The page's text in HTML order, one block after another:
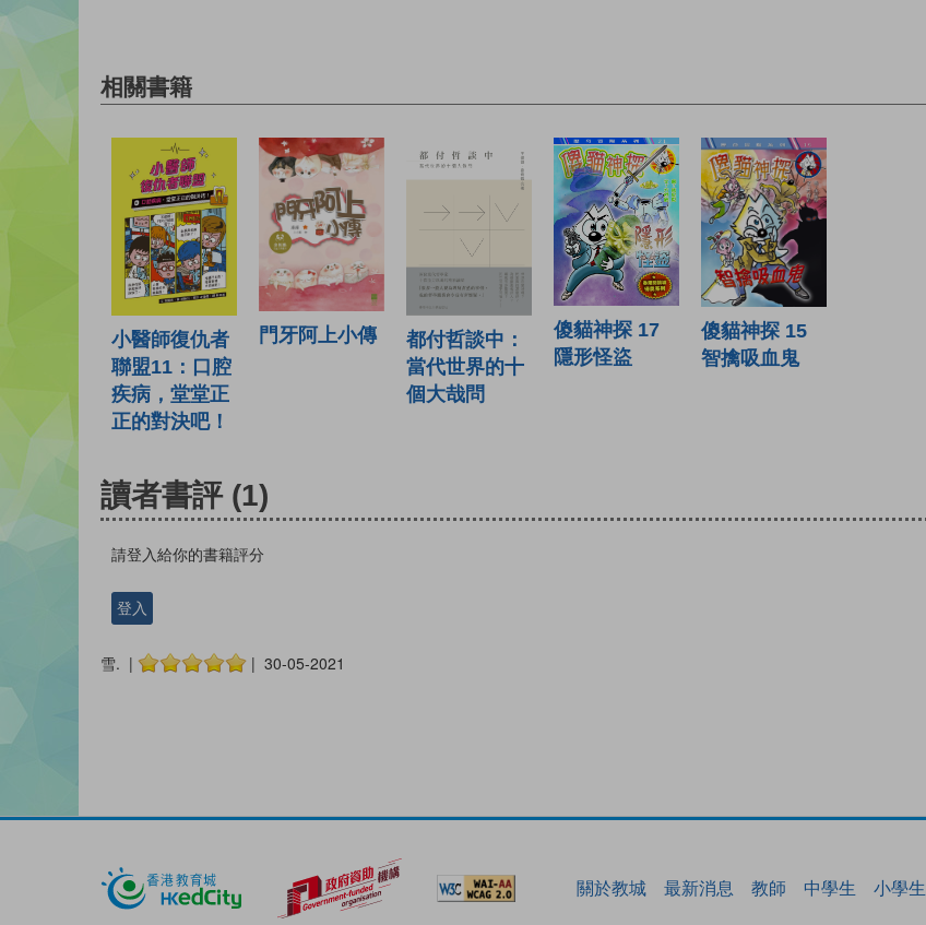
相關書籍
小醫師復仇者
聯盟11：口腔
疾病，堂堂正
正的對決吧！
門牙阿上小傳
都付哲談中：
當代世界的十
個大哉問
傻貓神探 17
隱形怪盜
傻貓神探 15
智擒吸血鬼
讀者書評 (1)
請登入給你的書籍評分
登入
雪. | | 30-05-2021
關於教城 最新消息 教師 中學生 小學生